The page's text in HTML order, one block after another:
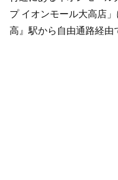
プ イオンモール大高店
高』駅から自由通路経由